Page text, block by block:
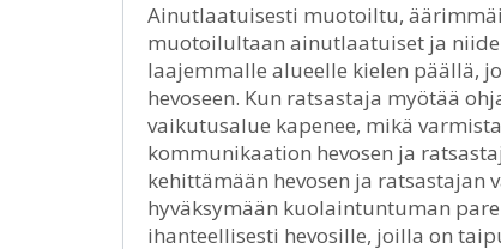
Ainutlaatuisesti muotoiltu,
muotoilultaan ainutlaatuiset ja
laajemmalle alueelle kielen päällä,
hevoseen. Kun ratsastaja myötää
vaikutusalue kapenee, mikä
kommunikaation hevosen ja
kehittämään hevosen ja ratsastajan
hyväksymään kuolaintuntuman
ihanteellisesti hevosille, joilla on